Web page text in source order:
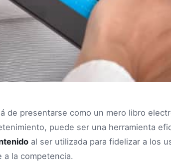
de presentarse como un mero libro
puede ser una herramienta
al ser utilizada para fidelizar a los
la competencia.